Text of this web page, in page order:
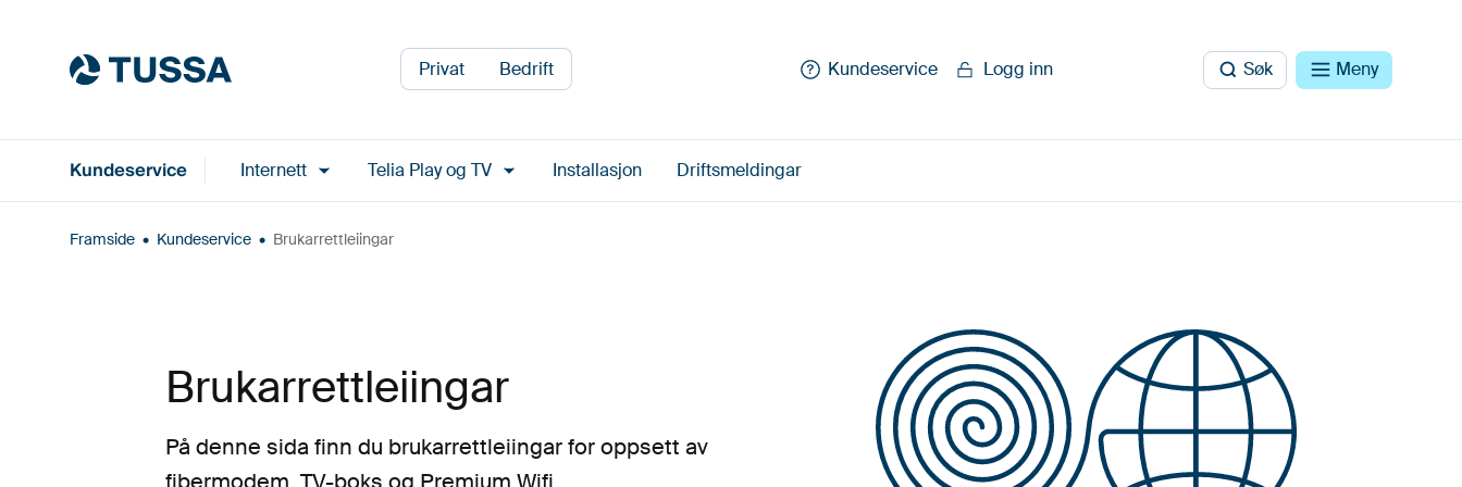
Privat Bedrift Kundeservice Logg inn Søk Meny
Kundeservice Internett Telia Play og TV Installasjon Driftsmeldingar
Framside • Kundeservice • Brukarrettleiingar
Brukarrettleiingar
På denne sida finn du brukarrettleiingar for oppsett av